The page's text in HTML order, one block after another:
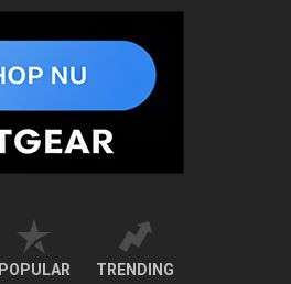
POPULAR TRENDING